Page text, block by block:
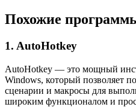
Похожие
1. AutoHotkey
AutoHotkey — это мощный
Windows, который позволяет
сценарии и макросы для
широким функционалом и